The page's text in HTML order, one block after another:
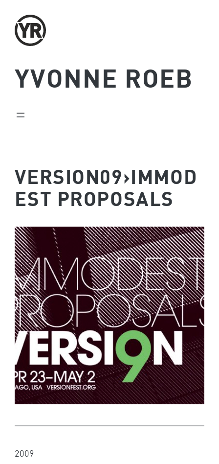
Inhalt
springen
YVONNE ROEB
VERSION09›IMMOD
EST PROPOSALS
2009